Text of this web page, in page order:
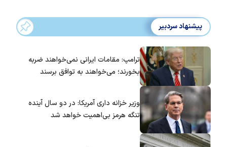
پیشنهاد سردبیر
ترامپ: مقامات ایرانی نمی‌خواهند ضربه
بخورند؛ می‌خواهند به توافق برسند
وزیر خزانه داری آمریکا: در دو سال آینده
تنگه هرمز بی‌اهمیت خواهد شد